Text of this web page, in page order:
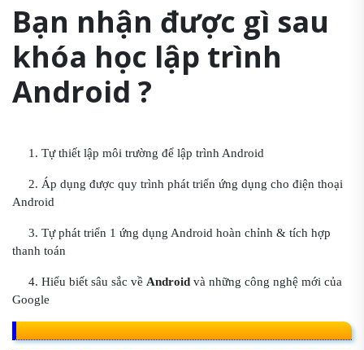
Bạn nhận được gì sau
khóa học lập trình
Android ?
1. Tự thiết lập môi trường để lập trình Android
2. Áp dụng được quy trình phát triển ứng dụng cho điện thoại
Android
3. Tự phát triển 1 ứng dụng Android hoàn chỉnh & tích hợp
thanh toán
4. Hiểu biết sâu sắc về Android và những công nghệ mới của
Google